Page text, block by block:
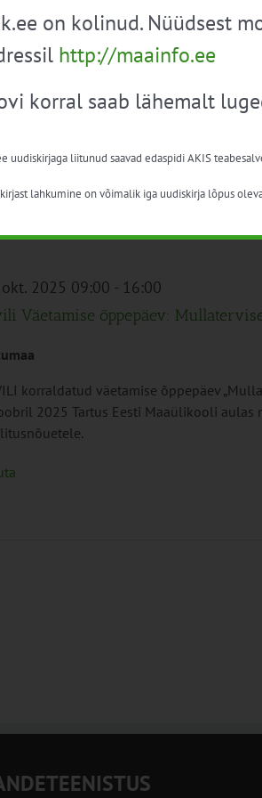
vahekultuuride tuur
kutsub kõiki
okt. 2025 09:00 - 16:00
Väetamise õppepäev:
korraldatud väetamise õppepäev
2025 Tartus Eesti Maaülikooli aulas
on kolinud. Nüüdsest
http://maainfo.ee
korral saab lähemalt
uudiskirjaga liitunud saavad edaspidi AKIS
lahkumine on võimalik iga uudiskirja lõpus